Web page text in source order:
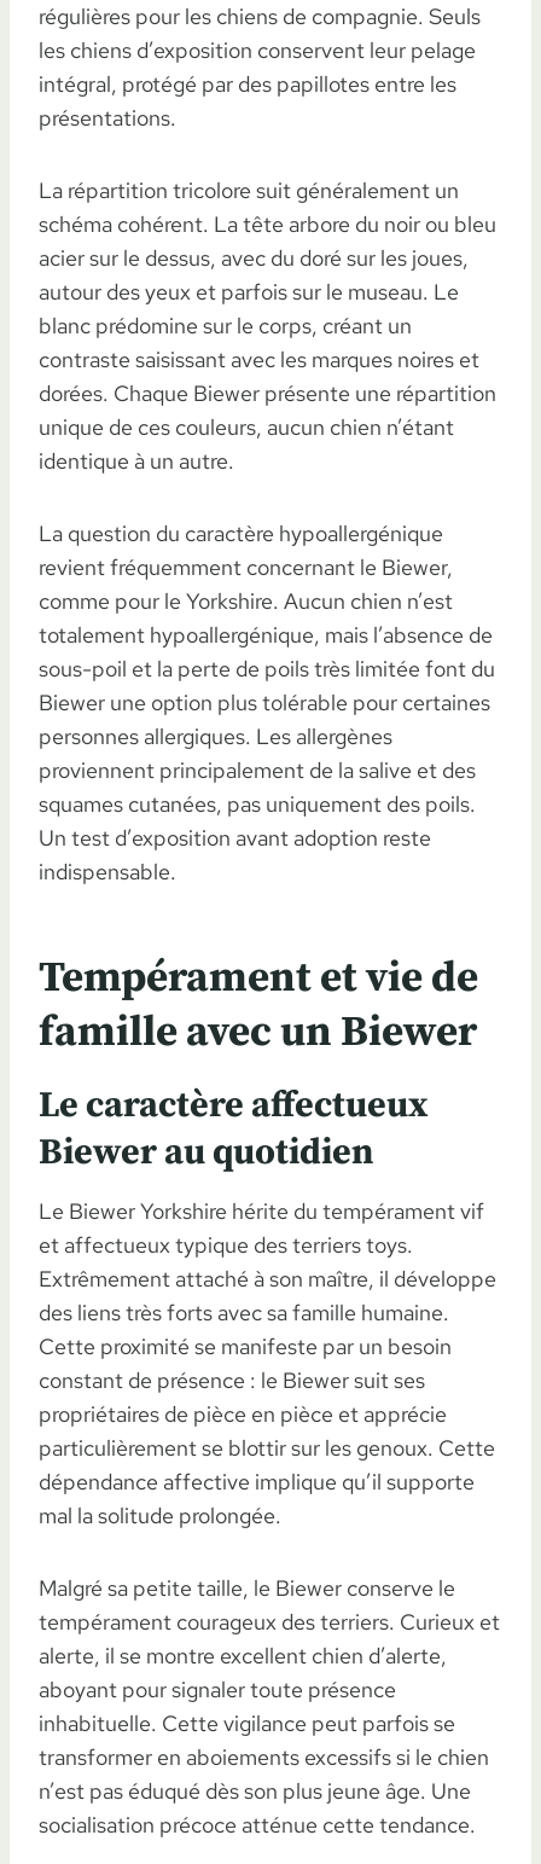
régulières pour les chiens de compagnie. Seuls
les chiens d’exposition conservent leur pelage
intégral, protégé par des papillotes entre les
présentations.
La répartition tricolore suit généralement un
schéma cohérent. La tête arbore du noir ou bleu
acier sur le dessus, avec du doré sur les joues,
autour des yeux et parfois sur le museau. Le
blanc prédomine sur le corps, créant un
contraste saisissant avec les marques noires et
dorées. Chaque Biewer présente une répartition
unique de ces couleurs, aucun chien n’étant
identique à un autre.
La question du caractère hypoallergénique
revient fréquemment concernant le Biewer,
comme pour le Yorkshire. Aucun chien n’est
totalement hypoallergénique, mais l’absence de
sous-poil et la perte de poils très limitée font du
Biewer une option plus tolérable pour certaines
personnes allergiques. Les allergènes
proviennent principalement de la salive et des
squames cutanées, pas uniquement des poils.
Un test d’exposition avant adoption reste
indispensable.
Tempérament et vie de
famille avec un Biewer
Le caractère affectueux
Biewer au quotidien
Le Biewer Yorkshire hérite du tempérament vif
et affectueux typique des terriers toys.
Extrêmement attaché à son maître, il développe
des liens très forts avec sa famille humaine.
Cette proximité se manifeste par un besoin
constant de présence : le Biewer suit ses
propriétaires de pièce en pièce et apprécie
particulièrement se blottir sur les genoux. Cette
dépendance affective implique qu’il supporte
mal la solitude prolongée.
Malgré sa petite taille, le Biewer conserve le
tempérament courageux des terriers. Curieux et
alerte, il se montre excellent chien d’alerte,
aboyant pour signaler toute présence
inhabituelle. Cette vigilance peut parfois se
transformer en aboiements excessifs si le chien
n’est pas éduqué dès son plus jeune âge. Une
socialisation précoce atténue cette tendance.